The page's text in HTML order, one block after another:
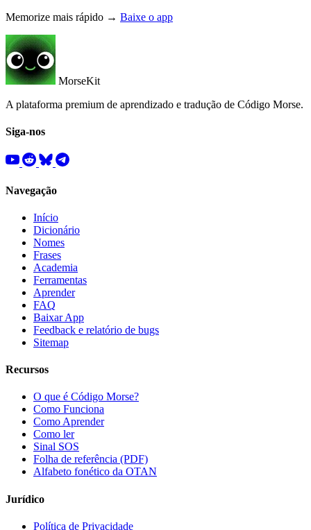
Memorize mais rápido → Baixe o app
MorseKit
A plataforma premium de aprendizado e tradução de Código Morse.
Siga-nos
Navegação
Início
Dicionário
Nomes
Frases
Academia
Ferramentas
Aprender
FAQ
Baixar App
Feedback e relatório de bugs
Sitemap
Recursos
O que é Código Morse?
Como Funciona
Como Aprender
Como ler
Sinal SOS
Folha de referência (PDF)
Alfabeto fonético da OTAN
Jurídico
Política de Privacidade